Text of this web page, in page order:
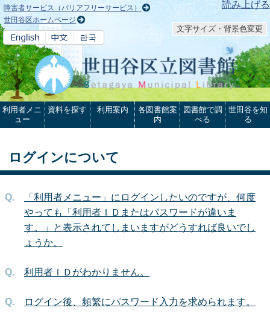
本文へ 読み上げる
障害者サービス（バリアフリーサービス）
世田谷区ホームページ
文字サイズ・背景色変更
利用者メニ
ュー
資料を探す 利用案内
各図書館案
内
図書館で調
べる
世田谷を知
る
ログインについて
「利用者メニュー」にログインしたいのですが、何度
やっても「利用者ＩＤまたはパスワードが違いま
す。」と表示されてしまいますがどうすれば良いでし
ょうか。
利用者ＩＤがわかりません。
ログイン後、頻繁にパスワード入力を求められます。